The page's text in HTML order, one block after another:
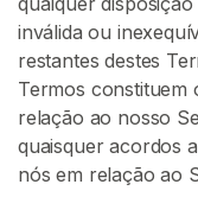
inválida ou
restantes destes
Termos constituem
relação ao nosso
quaisquer acordos
nós em relação ao
o
n
t
e
ú
d
o